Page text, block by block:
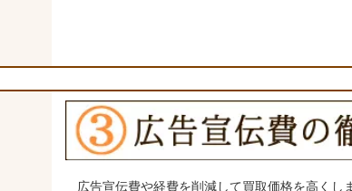
広告宣伝費や経費を削減して買取価格を高くし